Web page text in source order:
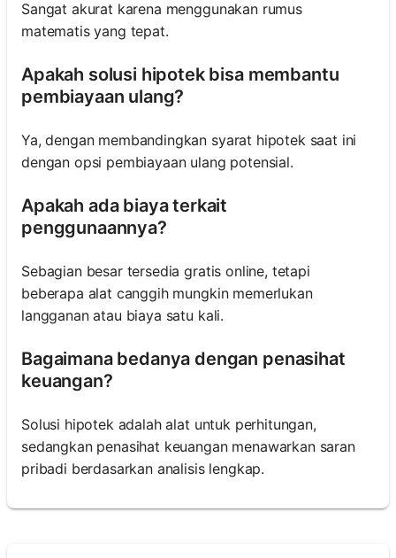
Sangat akurat karena menggunakan rumus
matematis yang tepat.
Apakah solusi hipotek bisa membantu
pembiayaan ulang?
Ya, dengan membandingkan syarat hipotek saat ini
dengan opsi pembiayaan ulang potensial.
Apakah ada biaya terkait
penggunaannya?
Sebagian besar tersedia gratis online, tetapi
beberapa alat canggih mungkin memerlukan
langganan atau biaya satu kali.
Bagaimana bedanya dengan penasihat
keuangan?
Solusi hipotek adalah alat untuk perhitungan,
sedangkan penasihat keuangan menawarkan saran
pribadi berdasarkan analisis lengkap.